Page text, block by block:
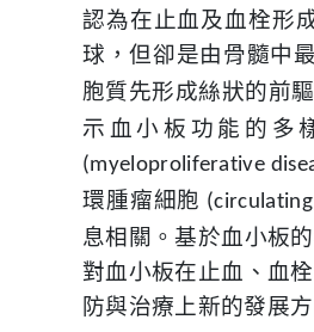
認為在止血及血栓形
球，但卻是由骨髓中
胞質先形成絲狀的前
示血小板功能的多
(myeloproliferative
環腫瘤細胞
息相關。基於血小板
對血小板在止血、血
防與治療上新的發展